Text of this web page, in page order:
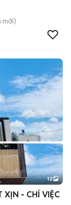
mới)
+2
12
XỊN - CHỈ VIỆC